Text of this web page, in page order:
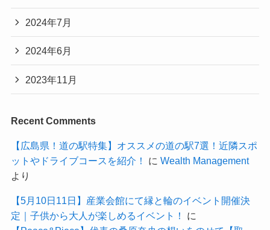
2024年7月
2024年6月
2023年11月
Recent Comments
【広島県！道の駅特集】オススメの道の駅7選！近隣スポ
ットやドライブコースを紹介！
に Wealth Management
より
【5月10日11日】産業会館にて縁と輪のイベント開催決
定｜子供から大人が楽しめるイベント！
に